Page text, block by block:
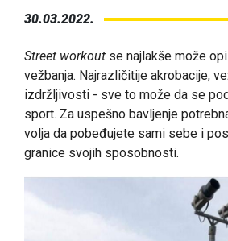
30.03.2022.
Street workout se najlakše može
vežbanja. Najrazličitije akrobacije,
izdržljivosti - sve to može da se
sport. Za uspešno bavljenje
volja da pobeđujete sami sebe i
granice svojih sposobnosti.